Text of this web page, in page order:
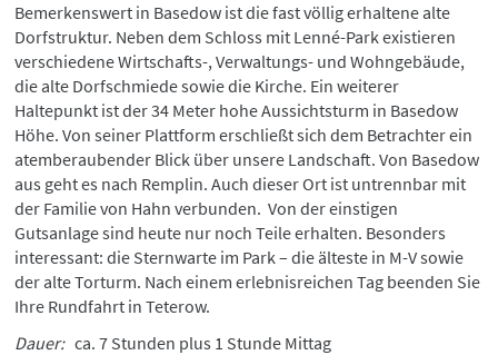
Bemerkenswert in Basedow ist die fast völlig erhaltene alte
Dorfstruktur. Neben dem Schloss mit Lenné-Park existieren
verschiedene Wirtschafts-, Verwaltungs- und Wohngebäude,
die alte Dorfschmiede sowie die Kirche. Ein weiterer
Haltepunkt ist der 34 Meter hohe Aussichtsturm in Basedow
Höhe. Von seiner Plattform erschließt sich dem Betrachter ein
atemberaubender Blick über unsere Landschaft. Von Basedow
aus geht es nach Remplin. Auch dieser Ort ist untrennbar mit
der Familie von Hahn verbunden. Von der einstigen
Gutsanlage sind heute nur noch Teile erhalten. Besonders
interessant: die Sternwarte im Park – die älteste in M-V sowie
der alte Torturm. Nach einem erlebnisreichen Tag beenden Sie
Ihre Rundfahrt in Teterow.
Dauer: ca. 7 Stunden plus 1 Stunde Mittag